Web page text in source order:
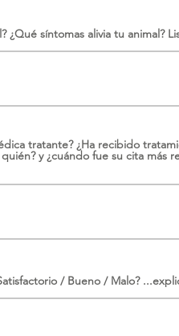
¿Qué síntomas alivia tu animal?
tratante? ¿Ha recibido
y ¿cuándo fue su cita más
/ Bueno / Malo?